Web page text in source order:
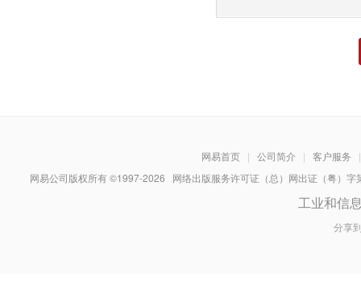
网易首页 | 公司简介 | 客户服务
|
网易公司版权所有 ©1997-2026 网络出版服务许可证（总）网出证（粤）
工业和信
分享